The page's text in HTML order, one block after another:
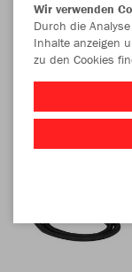
Wir verwenden
Durch die
Inhalte anzeigen
zu den Cookies